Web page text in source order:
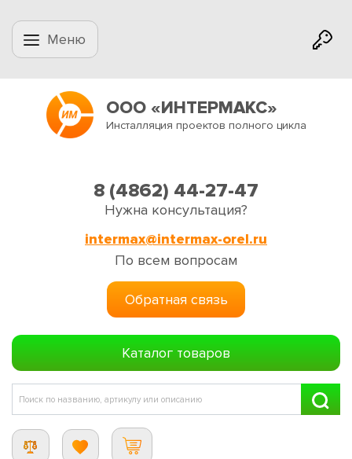
Меню
ООО «ИНТЕРМАКС»
Инсталляция проектов полного цикла
8 (4862) 44-27-47
Нужна консультация?
intermax@intermax-orel.ru
По всем вопросам
Обратная связь
Каталог товаров